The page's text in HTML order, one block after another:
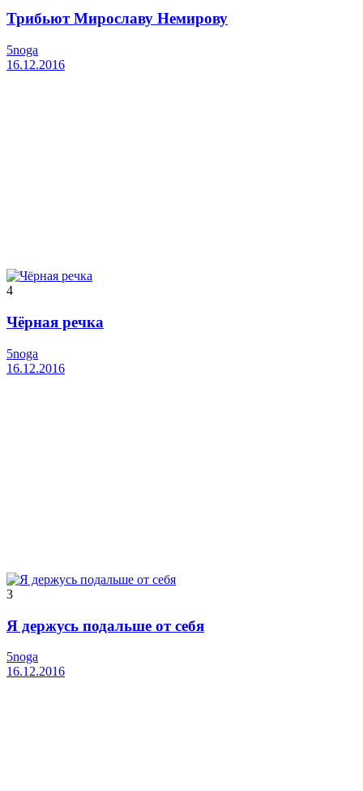
Трибьют Мирославу Немирову
5noga
16.12.2016
4
Чёрная речка
5noga
16.12.2016
3
Я держусь подальше от себя
5noga
16.12.2016